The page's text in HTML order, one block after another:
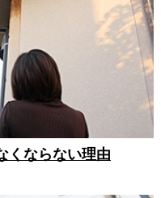
くならない理由